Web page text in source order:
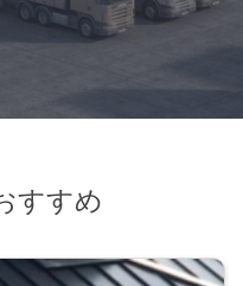
すすめ